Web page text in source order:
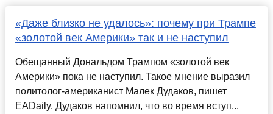
«Даже близко не удалось»: почему при Трампе
«золотой век Америки» так и не наступил
Обещанный Дональдом Трампом «золотой век
Америки» пока не наступил. Такое мнение выразил
политолог-американист Малек Дудаков, пишет
EADaily. Дудаков напомнил, что во время вступ...